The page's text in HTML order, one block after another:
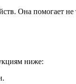
Она помогает
ниже: